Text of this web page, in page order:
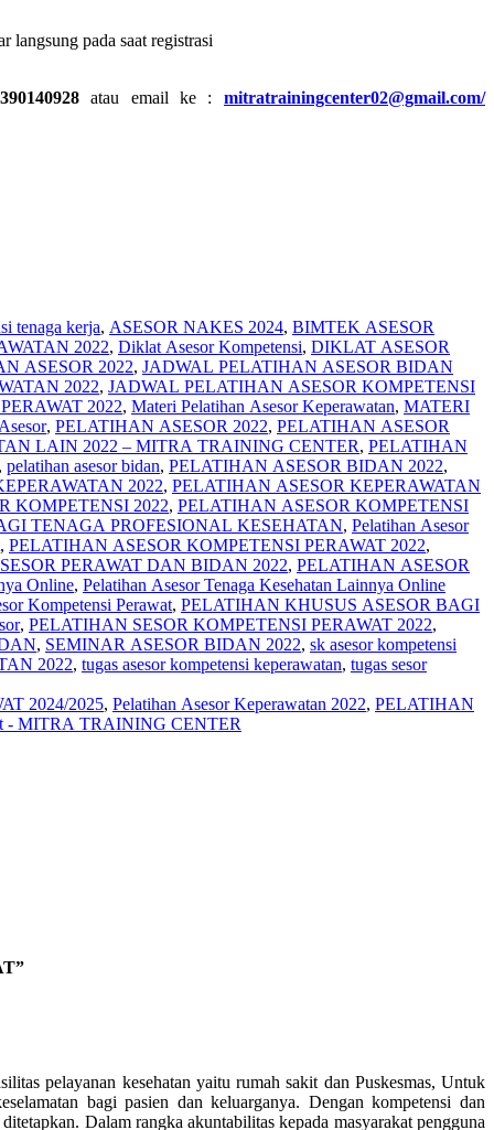
langsung pada saat registrasi
atau email ke : mitratrainingcenter02@gmail.com/
tenaga kerja, ASESOR NAKES 2024, BIMTEK ASESOR
2022, Diklat Asesor Kompetensi, DIKLAT ASESOR
ASESOR 2022, JADWAL PELATIHAN ASESOR BIDAN
2022, JADWAL PELATIHAN ASESOR KOMPETENSI
2022, Materi Pelatihan Asesor Keperawatan, MATERI
, PELATIHAN ASESOR 2022, PELATIHAN ASESOR
LAIN 2022 – MITRA TRAINING CENTER, PELATIHAN
pelatihan asesor bidan, PELATIHAN ASESOR BIDAN 2022,
2022, PELATIHAN ASESOR KEPERAWATAN
KOMPETENSI 2022, PELATIHAN ASESOR KOMPETENSI
TENAGA PROFESIONAL KESEHATAN, Pelatihan Asesor
, PELATIHAN ASESOR KOMPETENSI PERAWAT 2022,
PERAWAT DAN BIDAN 2022, PELATIHAN ASESOR
Online, Pelatihan Asesor Tenaga Kesehatan Lainnya Online
Kompetensi Perawat, PELATIHAN KHUSUS ASESOR BAGI
, PELATIHAN SESOR KOMPETENSI PERAWAT 2022,
, SEMINAR ASESOR BIDAN 2022, sk asesor kompetensi
2022, tugas asesor kompetensi keperawatan, tugas sesor
2024/2025, Pelatihan Asesor Keperawatan 2022, PELATIHAN
- MITRA TRAINING CENTER
pelayanan kesehatan yaitu rumah sakit dan Puskesmas, Untuk
bagi pasien dan keluarganya. Dengan kompetensi dan
Dalam rangka akuntabilitas kepada masyarakat pengguna